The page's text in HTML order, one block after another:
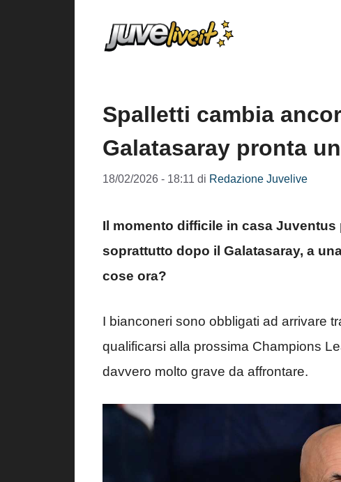
Spalletti cambia
Galatasaray pronta
18/02/2026 - 18:11 di Redazione Juvelive
Il momento difficile in casa
soprattutto dopo il Galatasaray, a
cose ora?
I bianconeri sono obbligati ad arrivare
qualificarsi alla prossima Champions
davvero molto grave da affrontare.